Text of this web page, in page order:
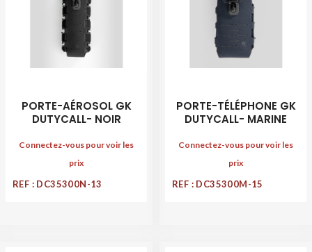
PORTE-AÉROSOL GK
DUTYCALL- NOIR
Connectez-vous pour voir les
prix
REF : DC35300N-13
PORTE-TÉLÉPHONE GK
DUTYCALL- MARINE
Connectez-vous pour voir les
prix
REF : DC35300M-15